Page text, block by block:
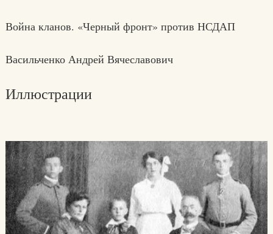
Война кланов. «Черный фронт» против НСДАП
Васильченко Андрей Вячеславович
Иллюстрации